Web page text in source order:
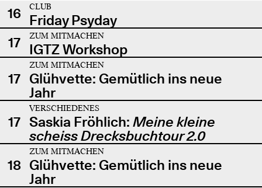
16
CLUB
Friday Psyday
17
ZUM MITMACHEN
IGTZ Workshop
17
ZUM MITMACHEN
Glühvette: Gemütlich ins neue
Jahr
17
VERSCHIEDENES
Saskia Fröhlich: Meine kleine
scheiss Drecksbuchtour 2.0
18
ZUM MITMACHEN
Glühvette: Gemütlich ins neue
Jahr